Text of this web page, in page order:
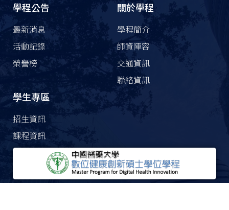
學程公告
最新消息
活動記錄
榮譽榜
關於學程
學程簡介
師資陣容
交通資訊
聯絡資訊
學生專區
招生資訊
課程資訊